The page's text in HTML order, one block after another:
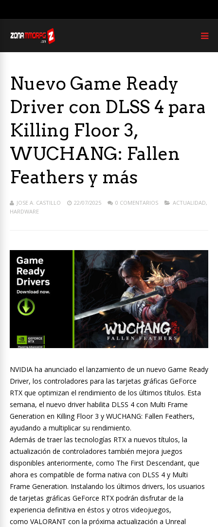
Nuevo Game Ready
Driver con DLSS 4 para
Killing Floor 3,
WUCHANG: Fallen
Feathers y más
JOSE A. CASTILLO 22/07/2025 0 COMENTARIOS ACTUALIDAD,
HARDWARE
NVIDIA ha anunciado el lanzamiento de un nuevo Game Ready
Driver, los controladores para las tarjetas gráficas GeForce
RTX que optimizan el rendimiento de los últimos títulos. Esta
semana, el nuevo driver habilita DLSS 4 con Multi Frame
Generation en Killing Floor 3 y WUCHANG: Fallen Feathers,
ayudando a multiplicar su rendimiento.
Además de traer las tecnologías RTX a nuevos títulos, la
actualización de controladores también mejora juegos
disponibles anteriormente, como The First Descendant, que
ahora es compatible de forma nativa con DLSS 4 y Multi
Frame Generation. Instalando los últimos drivers, los usuarios
de tarjetas gráficas GeForce RTX podrán disfrutar de la
experiencia definitiva en éstos y otros videojuegos,
como VALORANT con la próxima actualización a Unreal